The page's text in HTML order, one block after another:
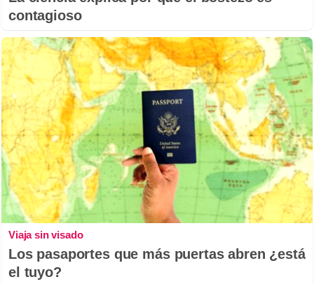
contagioso
Viaja sin visado
Los pasaportes que más puertas abren ¿está
el tuyo?